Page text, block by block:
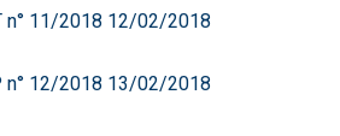
n° 11/2018 12/02/2018
n° 12/2018 13/02/2018